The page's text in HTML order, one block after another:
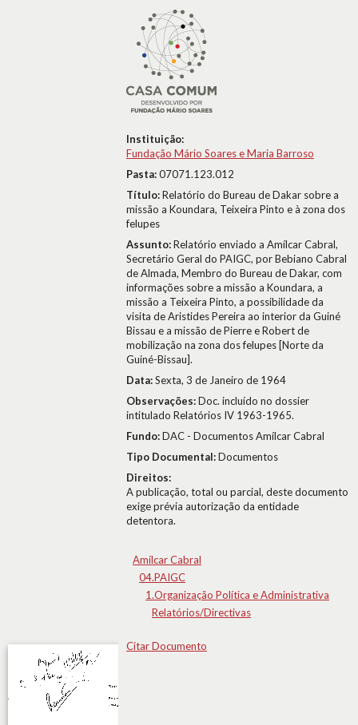
Instituição:
Fundação Mário Soares e Maria Barroso
Pasta:07071.123.012
Título:Relatório do Bureau de Dakar sobre a
missão a Koundara, Teixeira Pinto e à zona dos
felupes
Assunto:Relatório enviado a Amílcar Cabral,
Secretário Geral do PAIGC, por Bebiano Cabral
de Almada, Membro do Bureau de Dakar, com
informações sobre a missão a Koundara, a
missão a Teixeira Pinto, a possibilidade da
visita de Aristides Pereira ao interior da Guiné
Bissau e a missão de Pierre e Robert de
mobilização na zona dos felupes [Norte da
Guiné-Bissau].
Data:Sexta, 3 de Janeiro de 1964
Observações:Doc. incluído no dossier
intitulado Relatórios IV 1963-1965.
Fundo:DAC - Documentos Amílcar Cabral
Tipo Documental:Documentos
Direitos:
A publicação, total ou parcial, deste documento
exige prévia autorização da entidade
detentora.
Amílcar Cabral
04.PAIGC
1.Organização Política e Administrativa
Relatórios/Directivas
Citar Documento